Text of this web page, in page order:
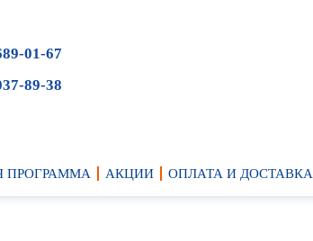
01-67
89-38
ПРОГРАММА АКЦИИ ОПЛАТА И ДОСТАВКА